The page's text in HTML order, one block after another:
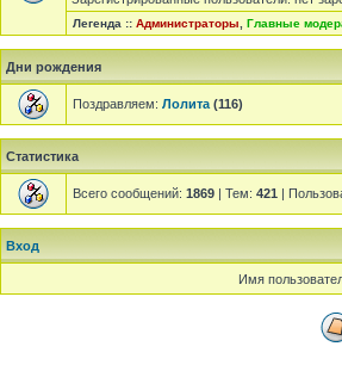
Легенда :: Администраторы Главные
Дни рождения
Поздравляем: Лолита (116)
Статистика
Всего сообщений: 1869 | Тем: 421 |
Вход
Имя